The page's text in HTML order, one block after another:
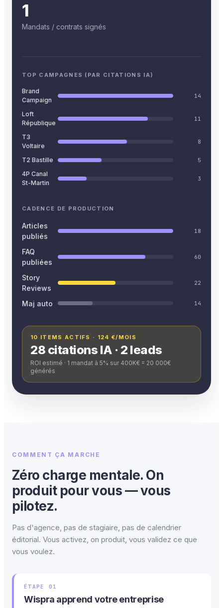
1
Mandats / contrats signés
TOP CAMPAGNES (PAR CITATIONS IA)
Brand
Campaign
14
Loft
République
11
T3
Voltaire
8
T2 Bastille 5
4P Canal
St-Martin
3
CADENCE DE PRODUCTION
Articles
publiés
18
FAQ
publiées
60
Story
Reviews
22
Maj auto 14
10 ITEMS ACTIFS · 124 €/MOIS
28 citations IA · 2 leads
ROI estimé · 1 mandat à 5% sur 400K€ = 20 000€
générés
COMMENT ÇA MARCHE
Zéro charge mentale. On
produit pour vous — vous
pilotez.
Pas d'agence, pas de stagiaire, pas de calendrier
éditorial. Vous activez, on produit, vous validez ce que
vous voulez.
ÉTAPE 01
Wispra apprend votre entreprise